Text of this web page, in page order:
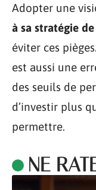
Adopter une
à sa stratégie
éviter ces
est aussi une
des seuils de
d’investir plus
permettre.
NE